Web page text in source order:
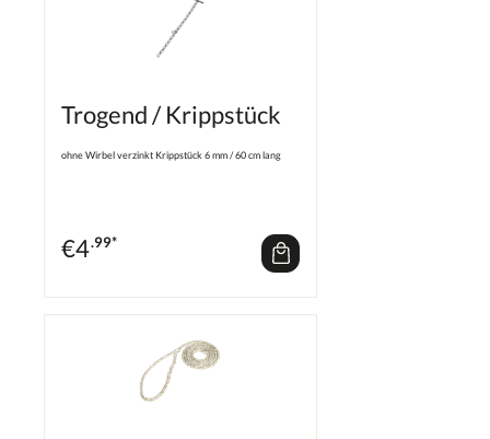
Trogend / Krippstück
ohne Wirbel verzinkt Krippstück 6 mm / 60 cm lang
€4.99*